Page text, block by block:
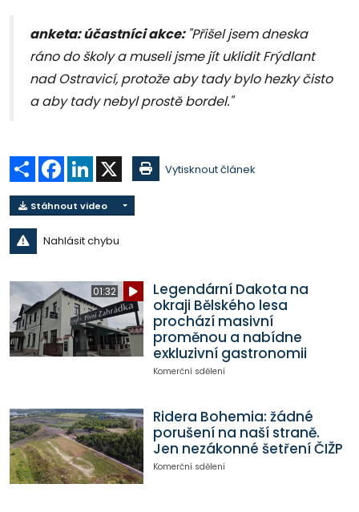
anketa: účastníci akce: "Přišel jsem dneska
ráno do školy a museli jsme jít uklidit Frýdlant
nad Ostravicí, protože aby tady bylo hezky čisto
a aby tady nebyl prostě bordel."
Sdílet Facebook
LinkedIn Vytisknout článek
Stáhnout video
Nahlásit chybu
01:32
Legendární Dakota na
okraji Bělského lesa
prochází masivní
proměnou a nabídne
exkluzivní gastronomii
Komerční sdělení
Ridera Bohemia: žádné
porušení na naší straně.
Jen nezákonné šetření ČIŽP
Komerční sdělení